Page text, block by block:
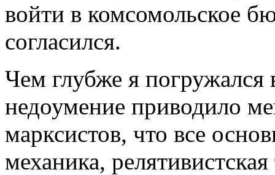
войти в комсомольское
согласился.
Чем глубже я погружался
недоумение приводило
марксистов, что все
механика,